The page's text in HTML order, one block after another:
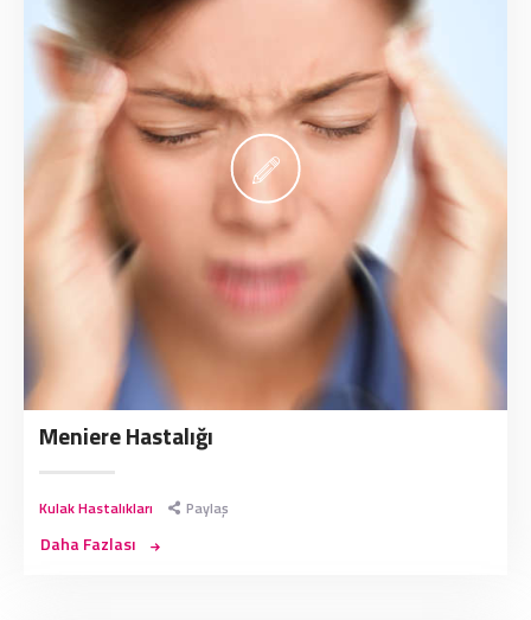
Meniere Hastalığı
Kulak Hastalıkları Paylaş
Daha Fazlası